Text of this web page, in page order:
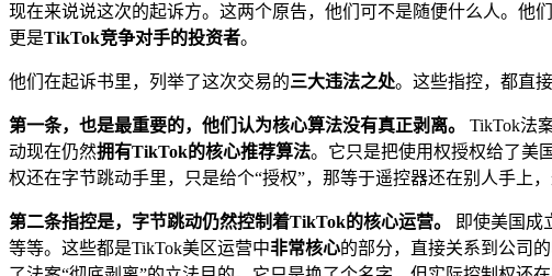
现在来说说这次的起诉方。这两个原告，他们可不是随便什么人。他
更是TikTok竞争对手的投资者。
他们在起诉书里，列举了这次交易的三大违法之处。这些指控，都直
第一条，也是最重要的，他们认为核心算法没有真正剥离。
TikTok法
动现在仍然拥有TikTok的核心推荐算法。它只是把使用权授权给了美
权还在字节跳动手里，只是给个“授权”，那等于遥控器还在别人手上
第二条指控是，字节跳动仍然控制着TikTok的核心运营。
即使美国成
等等。这些都是TikTok美区运营中非常核心的部分，直接关系到公司